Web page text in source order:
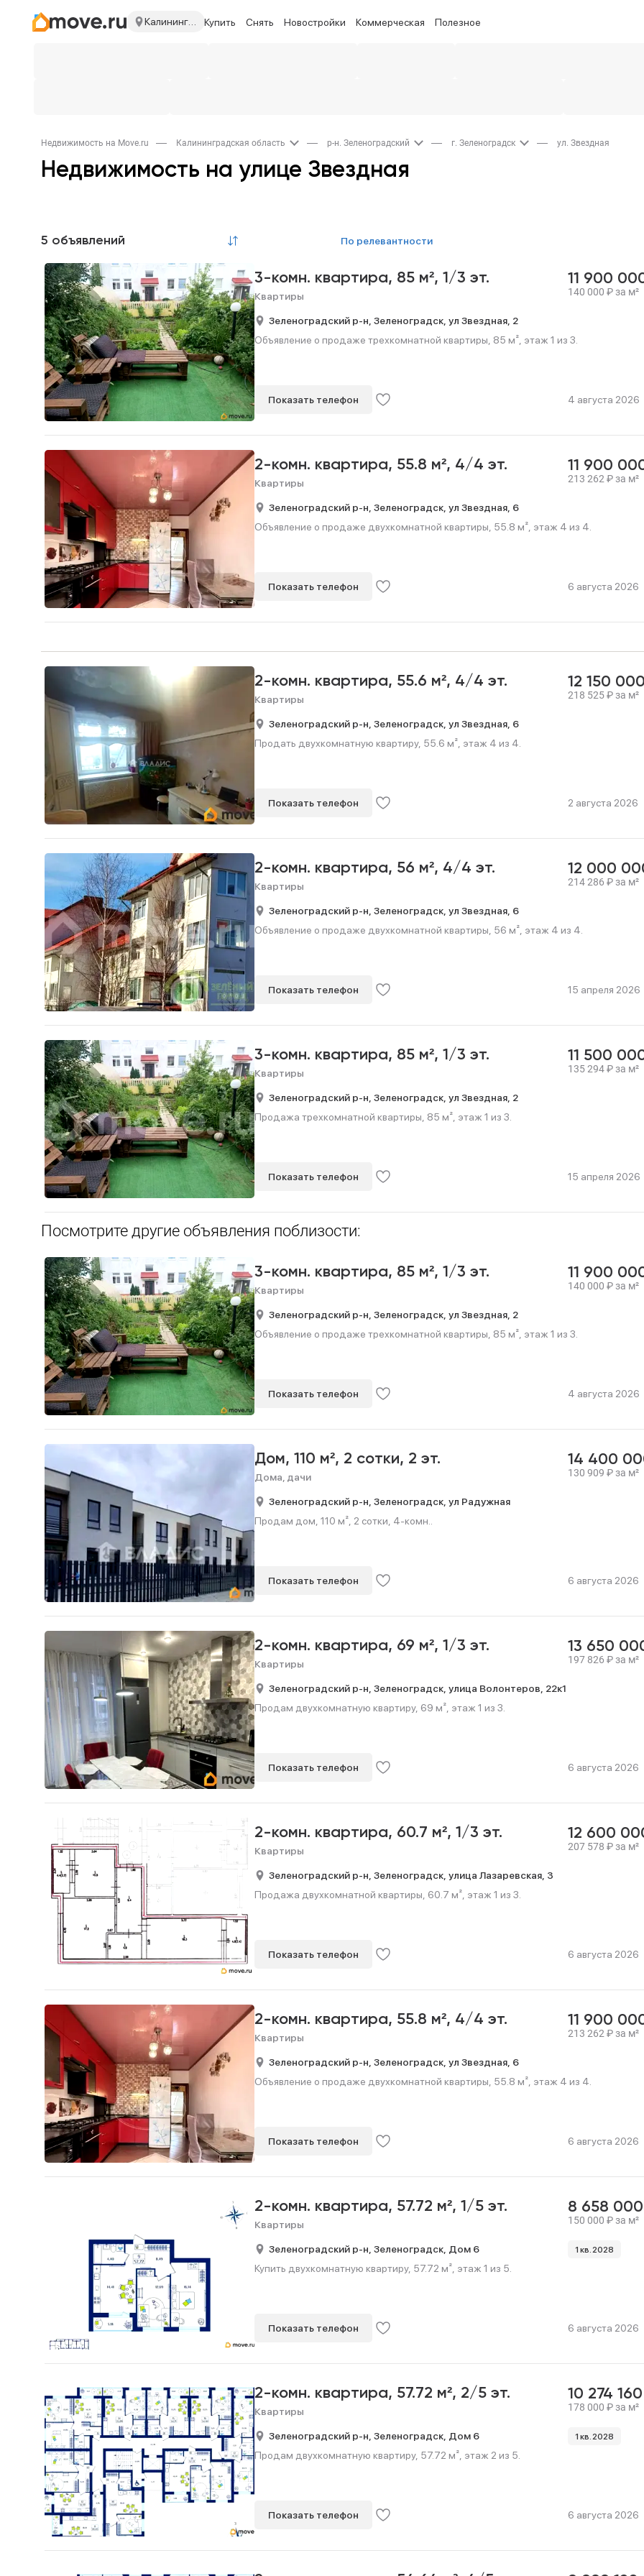
Калининградская область Купить Снять Новостройки Коммерческая Полезное
Недвижимость на Move.ru Калининградская область р-н. Зеленоградский г. Зеленоградск ул. Звездная
Недвижимость на улице Звездная
5 объявлений по релевантности
3-комн. квартира, 85 м², 1/3 эт.
Квартиры
11 900
140 000 ₽за м²
Зеленоградский р-н, Зеленоградск, ул Звездная, 2
Объявление о продаже трехкомнатной квартиры, 85 м², этаж 1 из 3.
Показать телефон 4 августа 2026
2-комн. квартира, 55.8 м², 4/4 эт.
Квартиры
11 900
213 262 ₽за м²
Зеленоградский р-н, Зеленоградск, ул Звездная, 6
Объявление о продаже двухкомнатной квартиры, 55.8 м², этаж 4 из 4.
Показать телефон 6 августа 2026
2-комн. квартира, 55.6 м², 4/4 эт.
Квартиры
12 150
218 525₽за м²
Зеленоградский р-н, Зеленоградск, ул Звездная, 6
Продать двухкомнатную квартиру, 55.6 м², этаж 4 из 4.
Показать телефон 2 августа 2026
2-комн. квартира, 56 м², 4/4 эт.
Квартиры
12 000
214 286 ₽за м²
Зеленоградский р-н, Зеленоградск, ул Звездная, 6
Объявление о продаже двухкомнатной квартиры, 56 м², этаж 4 из 4.
Показать телефон 15 апреля 2026
3-комн. квартира, 85 м², 1/3 эт.
Квартиры
11 500
135 294₽за м²
Зеленоградский р-н, Зеленоградск, ул Звездная, 2
Продажа трехкомнатной квартиры, 85 м², этаж 1 из 3.
Показать телефон 15 апреля 2026
Посмотрите другие объявления поблизости:
3-комн. квартира, 85 м², 1/3 эт.
Квартиры
11 900
140 000 ₽за м²
Зеленоградский р-н, Зеленоградск, ул Звездная, 2
Объявление о продаже трехкомнатной квартиры, 85 м², этаж 1 из 3.
Показать телефон 4 августа 2026
Дом, 110 м², 2 сотки, 2 эт.
Дома, дачи
14 400
130 909 ₽за м²
Зеленоградский р-н, Зеленоградск, ул Радужная
Продам дом, 110 м², 2 сотки, 4-комн..
Показать телефон 6 августа 2026
2-комн. квартира, 69 м², 1/3 эт.
Квартиры
13 650
197 826 ₽за м²
Зеленоградский р-н, Зеленоградск, улица Волонтеров, 22к1
Продам двухкомнатную квартиру, 69 м², этаж 1 из 3.
Показать телефон 6 августа 2026
2-комн. квартира, 60.7 м², 1/3 эт.
Квартиры
12 600
207 578 ₽за м²
Зеленоградский р-н, Зеленоградск, улица Лазаревская, 3
Продажа двухкомнатной квартиры, 60.7 м², этаж 1 из 3.
Показать телефон 6 августа 2026
2-комн. квартира, 55.8 м², 4/4 эт.
Квартиры
11 900
213 262 ₽за м²
Зеленоградский р-н, Зеленоградск, ул Звездная, 6
Объявление о продаже двухкомнатной квартиры, 55.8 м², этаж 4 из 4.
Показать телефон 6 августа 2026
2-комн. квартира, 57.72 м², 1/5 эт.
Квартиры
8 658
150 000 ₽за м²
Зеленоградский р-н, Зеленоградск, Дом 6 1 кв. 2028
Купить двухкомнатную квартиру, 57.72 м², этаж 1 из 5.
Показать телефон 6 августа 2026
2-комн. квартира, 57.72 м², 2/5 эт.
Квартиры
10 274
178 000 ₽за м²
Зеленоградский р-н, Зеленоградск, Дом 6 1 кв. 2028
Продам двухкомнатную квартиру, 57.72 м², этаж 2 из 5.
Показать телефон 6 августа 2026